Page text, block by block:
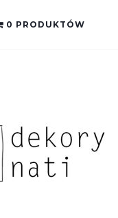
0 PRODUKTÓW